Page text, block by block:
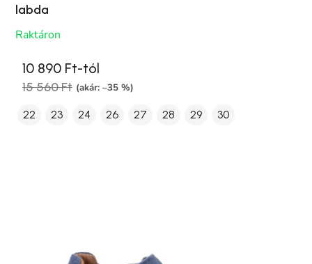
labda
Raktáron
10 890 Ft-tól
15 560 Ft (akár: –35 %)
22 23 24 26 27 28 29 30